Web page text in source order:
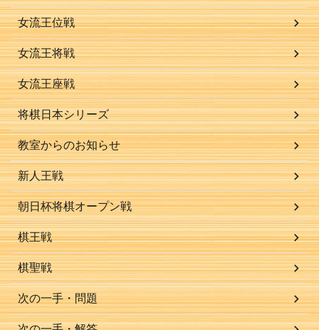
女流王位戦
女流王将戦
女流王座戦
将棋日本シリーズ
教室からのお知らせ
新人王戦
朝日杯将棋オープン戦
棋王戦
棋聖戦
次の一手・問題